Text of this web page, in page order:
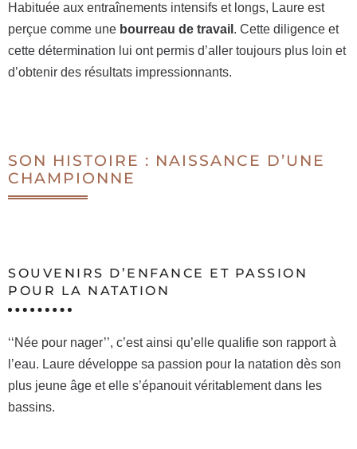
Habituée aux entraînements intensifs et longs, Laure est
perçue comme une bourreau de travail . Cette diligence et
cette détermination lui ont permis d’aller toujours plus loin et
d’obtenir des résultats impressionnants.
SON HISTOIRE : NAISSANCE D’UNE
CHAMPIONNE
SOUVENIRS D’ENFANCE ET PASSION
POUR LA NATATION
‘‘Née pour nager’’, c’est ainsi qu’elle qualifie son rapport à
l’eau. Laure développe sa passion pour la natation dès son
plus jeune âge et elle s’épanouit véritablement dans les
bassins.